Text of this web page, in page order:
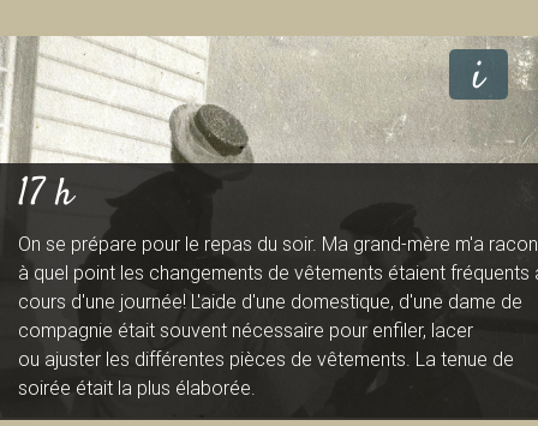
17 h
On se prépare pour le repas du soir. Ma grand-mère m'a
à quel point les changements de vêtements étaient fréquents
cours d'une journée! L'aide d'une domestique, d'une dame de
compagnie était souvent nécessaire pour enfiler, lacer
ou ajuster les différentes pièces de vêtements. La tenue de
soirée était la plus élaborée.
i